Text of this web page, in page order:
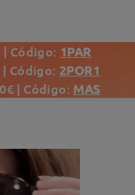
| Código: 1PAR
Código: 2POR1
| Código: MAS